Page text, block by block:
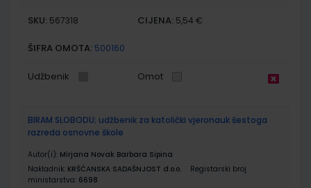
SKU: 567318 CIJENA: 5,54 €
ŠIFRA OMOTA: 500160
Udžbenik Omot
BIRAM SLOBODU; udžbenik za katolički vjeronauk šestoga
razreda osnovne škole
Autor(i): Mirjana Novak Barbara Sipina
Nakladnik: KRŠĆANSKA SADAŠNJOST d.o.o.
Registarski broj
ministarstva: 6698